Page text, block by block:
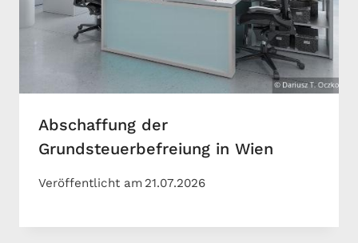
Abschaffung der
Grundsteuerbefreiung in Wien
Veröffentlicht am 21.07.2026